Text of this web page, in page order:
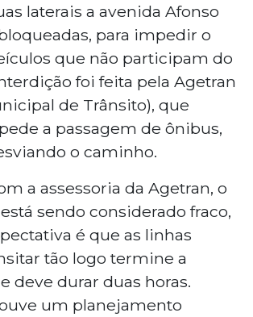
laterais a avenida Afonso
para impedir o
que não participam do
foi feita pela Agetran
de Trânsito), que
a passagem de ônibus,
o caminho.
a assessoria da Agetran, o
sendo considerado fraco,
é que as linhas
tão logo termine a
deve durar duas horas.
um planejamento